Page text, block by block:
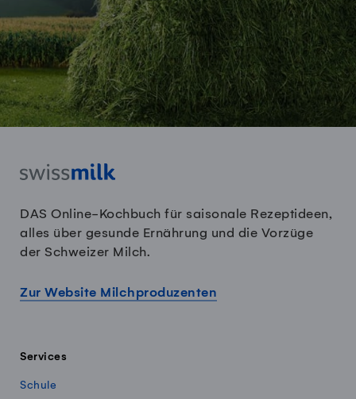
DAS Online-Kochbuch für saisonale Rezeptideen,
alles über gesunde Ernährung und die Vorzüge
der Schweizer Milch.
Zur Website Milchproduzenten
Services
Schule